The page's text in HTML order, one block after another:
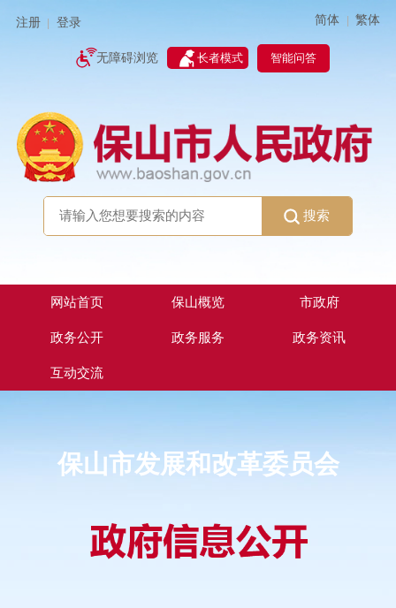
注册 登录 简体 | 繁体
无障碍浏览 长者模式 智能问答
搜索
网站首页 保山概览 市政府
政务公开 政务服务 政务资讯
互动交流
保山市发展和改革委员会